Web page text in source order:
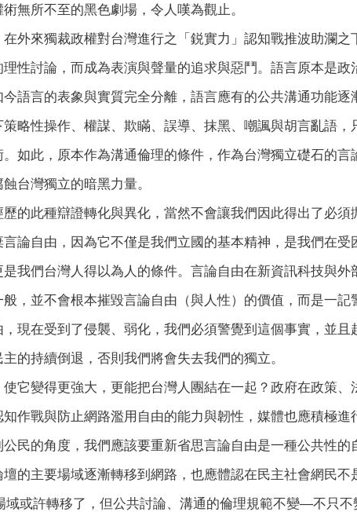
無所不至的黑色劇場，令人嘆為觀止。
外來獨裁政權對台灣進行之「鋭實力」認知戰推波助瀾之
性討論，而成為表演與聲量的追求與惡鬥。語言原本是政
語言的表象與實質完全分離，語言應有的公共溝通功能逐
略性操作、權謀、欺瞞、誤導、抹黑、嘲諷與胡言亂語，
如此，原本作為溝通倫理的條件，作為台灣獨立礎石的言
台灣獨立的暗黑力量。
的此種辯證轉化與異化，當然不會讓我們因此得出了必須
論自由，因為它不僅是我們立國的基本精神，是我們在受
我們台灣人得以為人的條件。言論自由在新資訊科技與外
，並不會根本摧毀言論自由（與人性）的價值，而是一記
現在受到了侵襲、弱化，我們必須警覺到這個事實，並且
的持續倒退，否則我們將會失去我們的獨立。
它變得更強大，更能把台灣人團結在一起？政府在政策、
作戰與防止網路濫用自由的能力與韌性，媒體也應積極進
民的角度，我們應該要重新省思言論自由是一種公共性的
的主要場域逐漸轉移到網路，也應體認在民主社會網民不
域或許轉移了，但公共討論、溝通的倫理規範不變—不只不